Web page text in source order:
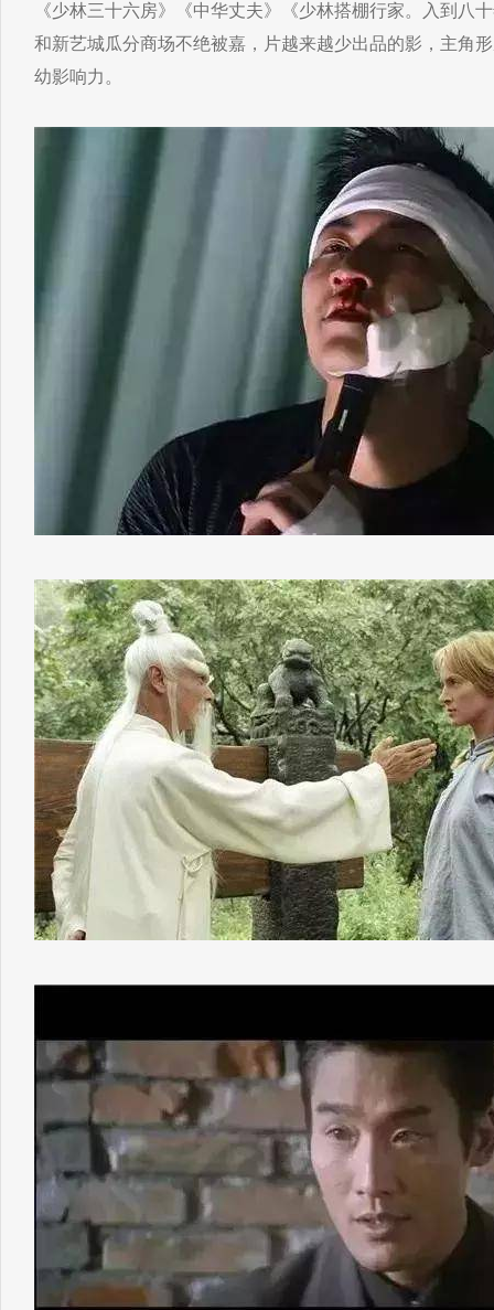
《少林三十六房》《中华丈夫》《少林搭棚行家。入到八
和新艺城瓜分商场不绝被嘉，片越来越少出品的影，主角
幼影响力。